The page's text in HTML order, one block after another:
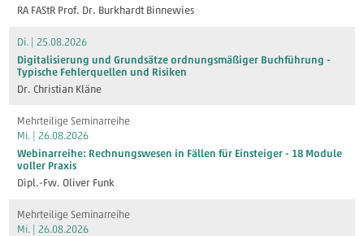
RA FAStR Prof. Dr. Burkhardt Binnewies
Di. | 25.08.2026
Digitalisierung und Grundsätze ordnungsmäßiger Buchführung -
Typische Fehlerquellen und Risiken
Dr. Christian Kläne
Mehrteilige Seminarreihe
Mi. | 26.08.2026
Webinarreihe: Rechnungswesen in Fällen für Einsteiger - 18 Module
voller Praxis
Dipl.-Fw. Oliver Funk
Mehrteilige Seminarreihe
Mi. | 26.08.2026